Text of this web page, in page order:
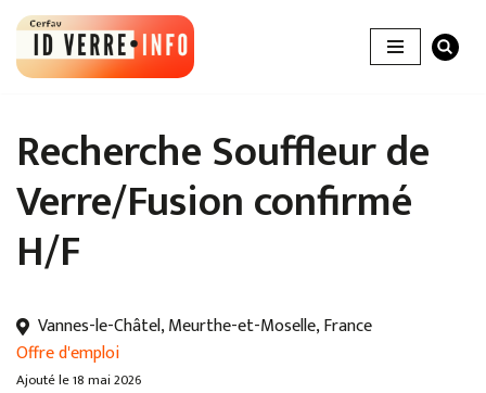
Aller
au
Recherche Souffleur de
Verre/Fusion confirmé
H/F
Vannes-le-Châtel, Meurthe-et-Moselle, France
Offre d'emploi
Ajouté le 18 mai 2026